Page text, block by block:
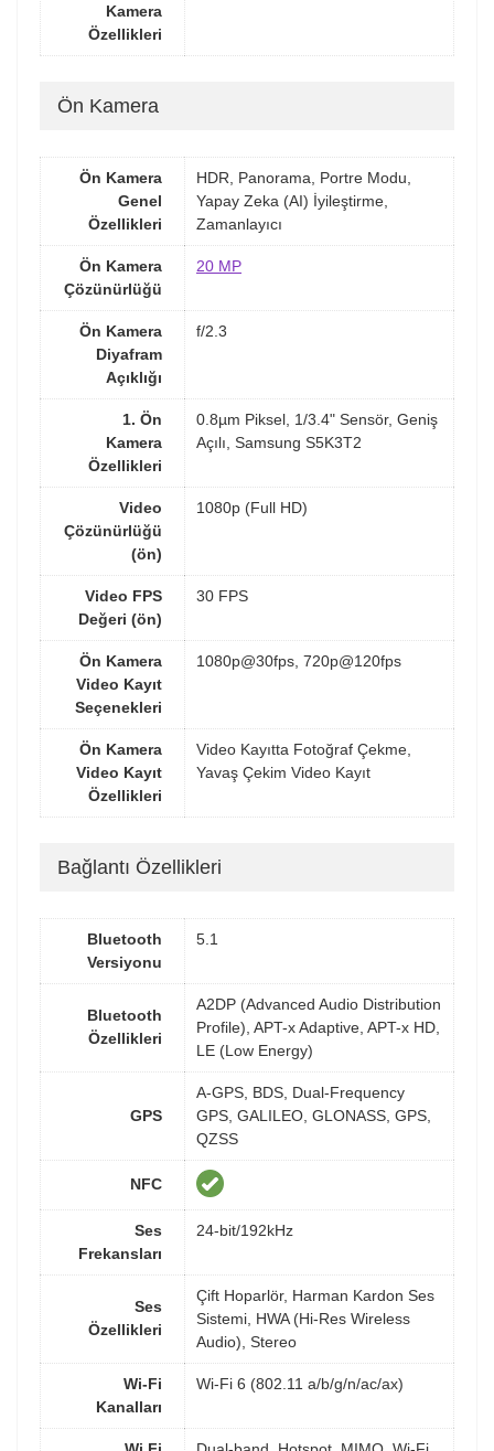
Kamera
Özellikleri
Ön Kamera
Ön Kamera
Genel
Özellikleri
HDR, Panorama, Portre Modu,
Yapay Zeka (AI) İyileştirme,
Zamanlayıcı
Ön Kamera
Çözünürlüğü
20 MP
Ön Kamera
Diyafram
Açıklığı
f/2.3
1. Ön
Kamera
Özellikleri
0.8µm Piksel, 1/3.4" Sensör, Geniş
Açılı, Samsung S5K3T2
Video
Çözünürlüğü
(ön)
1080p (Full HD)
Video FPS
Değeri (ön)
30 FPS
Ön Kamera
Video Kayıt
Seçenekleri
1080p@30fps, 720p@120fps
Ön Kamera
Video Kayıt
Özellikleri
Video Kayıtta Fotoğraf Çekme,
Yavaş Çekim Video Kayıt
Bağlantı Özellikleri
Bluetooth
Versiyonu
5.1
Bluetooth
Özellikleri
A2DP (Advanced Audio Distribution
Profile), APT-x Adaptive, APT-x HD,
LE (Low Energy)
GPS
A-GPS, BDS, Dual-Frequency
GPS, GALILEO, GLONASS, GPS,
QZSS
NFC
Ses
Frekansları
24-bit/192kHz
Ses
Özellikleri
Çift Hoparlör, Harman Kardon Ses
Sistemi, HWA (Hi-Res Wireless
Audio), Stereo
Wi-Fi
Kanalları
Wi-Fi 6 (802.11 a/b/g/n/ac/ax)